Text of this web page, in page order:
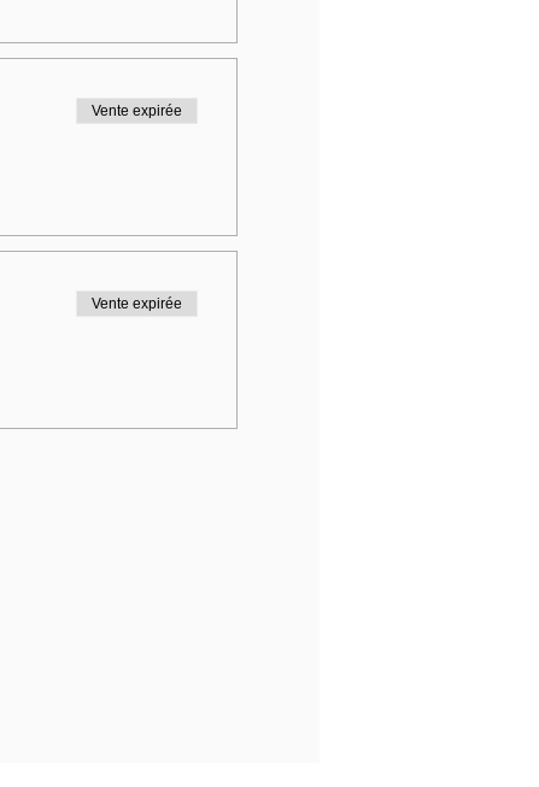
Vente expirée
Vente expirée